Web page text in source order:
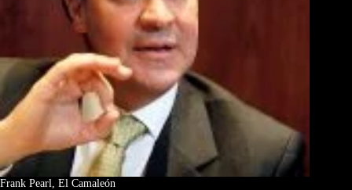
Frank Pearl, El Camaleón